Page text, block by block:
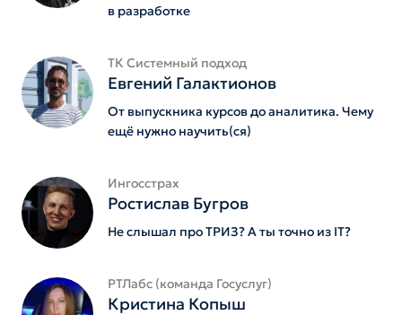
в разработке
ТК Системный подход
Евгений Галактионов
От выпускника курсов до аналитика. Чему
ещё нужно научить(ся)
Ингосстрах
Ростислав Бугров
Не слышал про ТРИЗ? А ты точно из IT?
РТЛабс (команда Госуслуг)
Кристина Копыш